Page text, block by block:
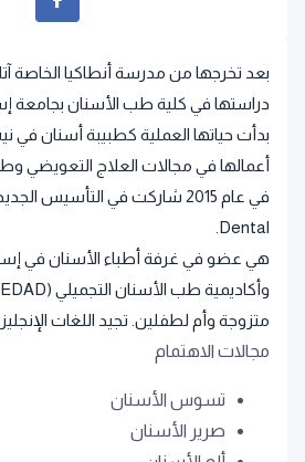
دراستها في كلية طب الأسنان بجامعة
بدأت حياتها العملية كطبيبة أسنان في
أعمالها في مجالات العلاج التعويضي
Dental.
وأكاديمية طب الأسنان التجميلي (EDAD).
متزوجة وأم لطفلين. تجيد اللغات
مجالات الاهتمام
تسوس الأسنان
صرير الأسنان